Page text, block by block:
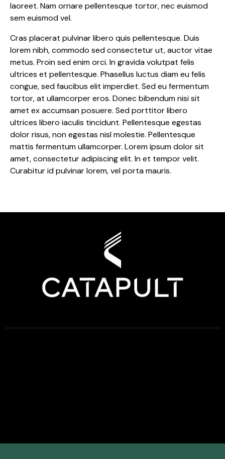
laoreet. Nam ornare pellentesque tortor, nec euismod
sem euismod vel.
Cras placerat pulvinar libero quis pellentesque. Duis
lorem nibh, commodo sed consectetur ut, auctor vitae
metus. Proin sed enim orci. In gravida volutpat felis
ultrices et pellentesque. Phasellus luctus diam eu felis
congue, sed faucibus elit imperdiet. Sed eu fermentum
tortor, at ullamcorper eros. Donec bibendum nisi sit
amet ex accumsan posuere. Sed porttitor libero
ultrices libero iaculis tincidunt. Pellentesque egestas
dolor risus, non egestas nisl molestie. Pellentesque
mattis fermentum ullamcorper. Lorem ipsum dolor sit
amet, consectetur adipiscing elit. In et tempor velit.
Curabitur id pulvinar lorem, vel porta mauris.